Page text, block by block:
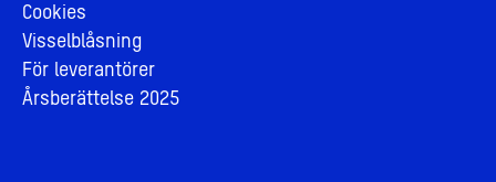
Cookies
Visselblåsning
För leverantörer
Årsberättelse 2025